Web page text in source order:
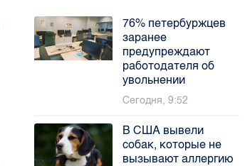
76% петербуржцев
заранее
предупреждают
работодателя об
увольнении
Сегодня, 9:52
В США вывели
собак, которые не
вызывают аллергию